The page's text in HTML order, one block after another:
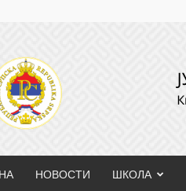
НОВОСТИ ШКОЛА